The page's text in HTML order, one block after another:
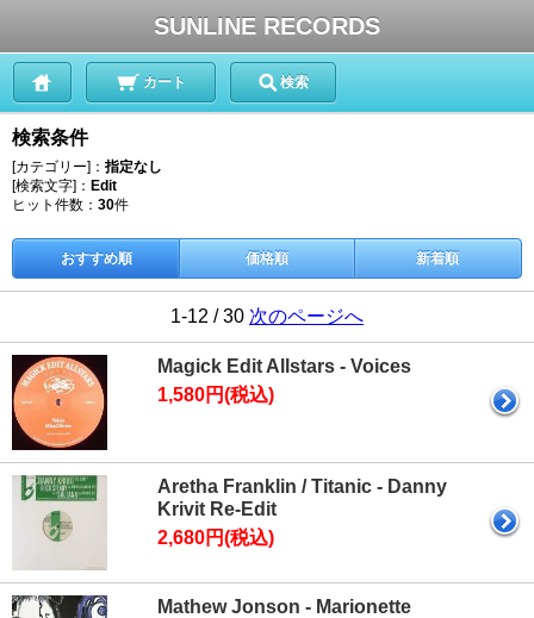
SUNLINE RECORDS
カート 検索
検索条件
[カテゴリー]： 指定なし
[検索文字]： Edit
ヒット件数： 30件
おすすめ順 価格順 新着順
1-12 / 30 次のページへ
Magick Edit Allstars - Voices
1,580円(税込)
Aretha Franklin / Titanic - Danny
Krivit Re-Edit
2,680円(税込)
Mathew Jonson - Marionette